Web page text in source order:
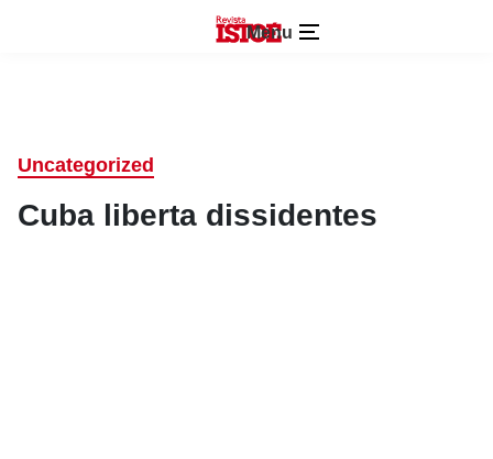
Menu
Uncategorized
Cuba liberta dissidentes